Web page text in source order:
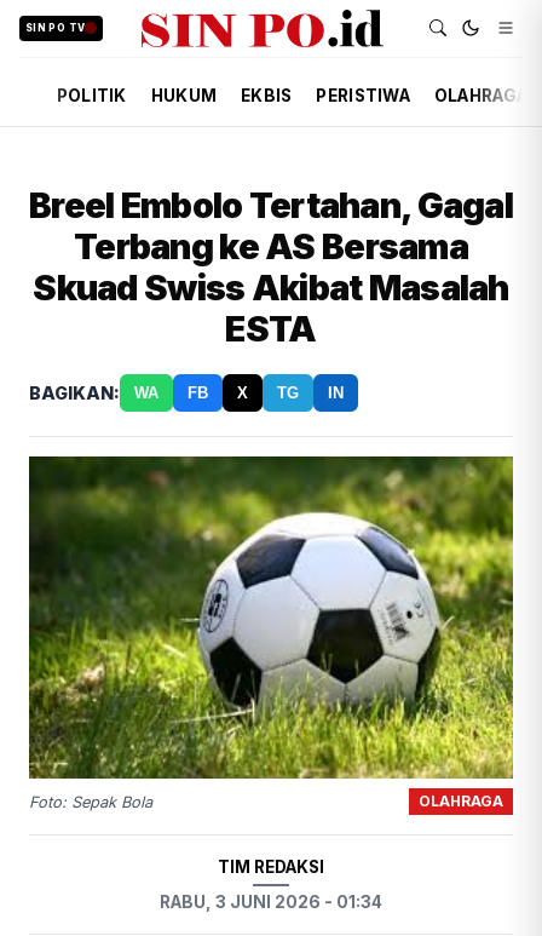
SIN PO TV
POLITIK HUKUM EKBIS PERISTIWA OLAHRAGA
Breel Embolo Tertahan, Gagal
Terbang ke AS Bersama
Skuad Swiss Akibat Masalah
ESTA
BAGIKAN: WA FB X TG IN
Foto: Sepak Bola OLAHRAGA
TIM REDAKSI
RABU, 3 JUNI 2026 - 01:34